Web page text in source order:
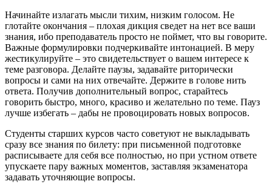
Начинайте излагать мысли тихим, низким голосом. Не
глотайте окончания – плохая дикция сведет на нет все ваши
знания, ибо преподаватель просто не поймет, что вы говорите.
Важные формулировки подчеркивайте интонацией. В меру
жестикулируйте – это свидетельствует о вашем интересе к
теме разговора. Делайте паузы, задавайте риторически
вопросы и сами на них отвечайте. Держите в голове нить
ответа. Получив дополнительный вопрос, старайтесь
говорить быстро, много, красиво и желательно по теме. Пауз
лучше избегать – дабы не провоцировать новых вопросов.
Студенты старших курсов часто советуют не выкладывать
сразу все знания по билету: при письменной подготовке
расписываете для себя все полностью, но при устном ответе
упускаете пару важных моментов, заставляя экзаменатора
задавать уточняющие вопросы.